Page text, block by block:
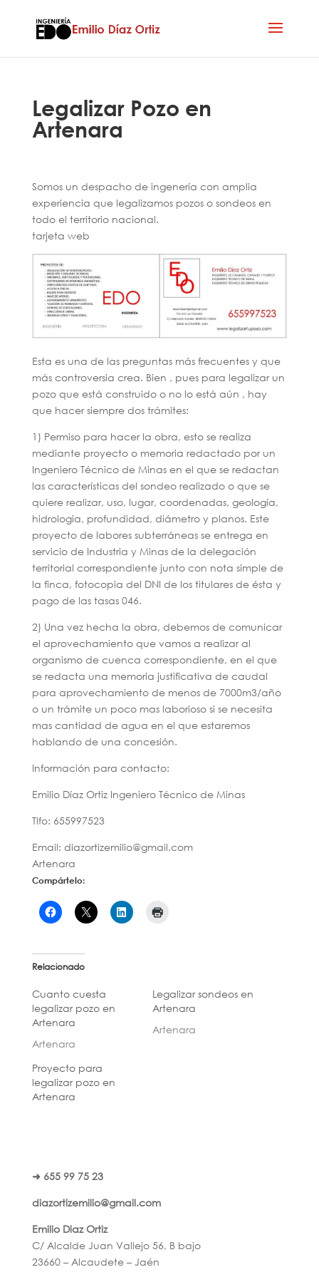
Legalizar Pozo en
Artenara
Somos un despacho de ingenería con amplia
experiencia que legalizamos pozos o sondeos en
todo el territorio nacional.
tarjeta web
Esta es una de las preguntas más frecuentes y que
más controversia crea. Bien , pues para legalizar un
pozo que está construido o no lo está aún , hay
que hacer siempre dos trámites:
1) Permiso para hacer la obra, esto se realiza
mediante proyecto o memoria redactado por un
Ingeniero Técnico de Minas en el que se redactan
las características del sondeo realizado o que se
quiere realizar, uso, lugar, coordenadas, geología,
hidrologia, profundidad, diámetro y planos. Este
proyecto de labores subterráneas se entrega en
servicio de Industria y Minas de la delegación
territorial correspondiente junto con nota simple de
la finca, fotocopia del DNI de los titulares de ésta y
pago de las tasas 046.
2) Una vez hecha la obra, debemos de comunicar
el aprovechamiento que vamos a realizar al
organismo de cuenca correspondiente, en el que
se redacta una memoria justificativa de caudal
para aprovechamiento de menos de 7000m3/año
o un trámite un poco mas laborioso si se necesita
mas cantidad de agua en el que estaremos
hablando de una concesión.
Información para contacto:
Emilio Díaz Ortiz Ingeniero Técnico de Minas
Tlfo: 655997523
Email: diazortizemilio@gmail.com
Artenara
Compártelo:
Relacionado
Cuanto cuesta
legalizar pozo en
Artenara
Artenara
Legalizar sondeos en
Artenara
Artenara
Proyecto para
legalizar pozo en
Artenara
➜ 655 99 75 23
diazortizemilio@gmail.com
Emilio Diaz Ortiz
C/ Alcalde Juan Vallejo 56, B bajo
23660 – Alcaudete – Jaén